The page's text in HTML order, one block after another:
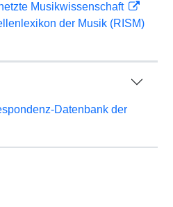
Musikwissenschaft
der Musik (RISM)
Datenbank der